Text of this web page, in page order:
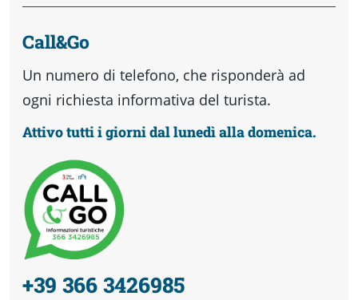
Call&Go
Un numero di telefono, che risponderà ad
ogni richiesta informativa del turista.
Attivo tutti i giorni dal lunedì alla domenica.
+39 366 3426985